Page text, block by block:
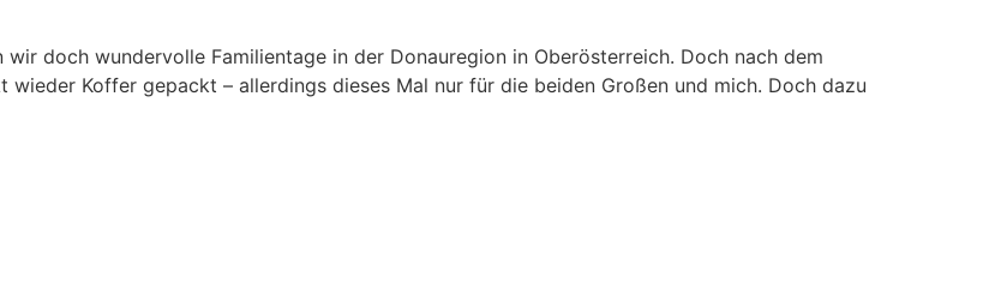
doch wundervolle Familientage in der Donauregion in Oberösterreich. Doch nach dem
Koffer gepackt – allerdings dieses Mal nur für die beiden Großen und mich. Doch dazu